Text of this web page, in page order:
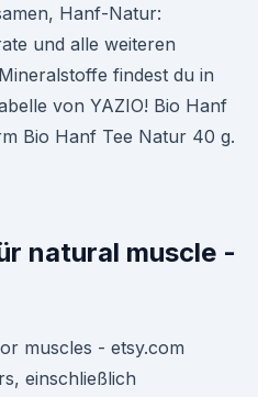
Hanf-Natur:
und alle weiteren
findest du in
von YAZIO! Bio Hanf
Bio Hanf Tee Natur 40 g.
natural muscle -
muscles - etsy.com
einschließlich